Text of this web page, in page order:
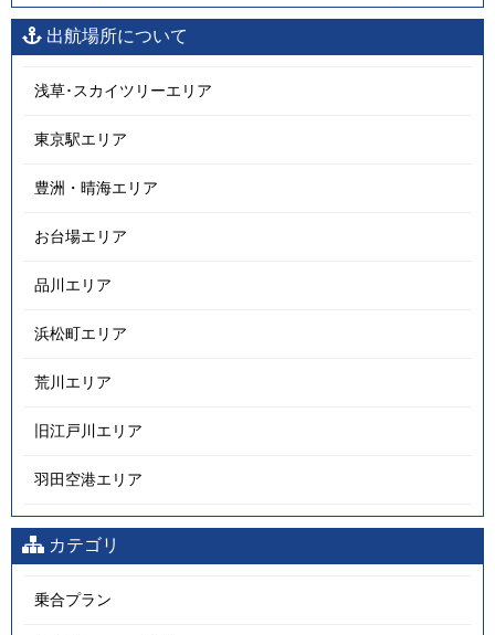
出航場所について
浅草･スカイツリーエリア
東京駅エリア
豊洲・晴海エリア
お台場エリア
品川エリア
浜松町エリア
荒川エリア
旧江戸川エリア
羽田空港エリア
カテゴリ
乗合プラン